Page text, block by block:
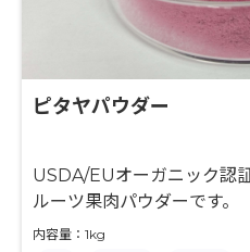
ピタヤパウダー
USDA/EUオーガニック認
ルーツ果肉パウダーです。
内容量：1kg